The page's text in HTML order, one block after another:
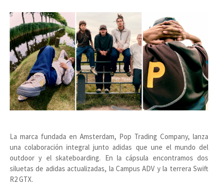
La marca fundada en Amsterdam, Pop Trading Company, lanza
una colaboración integral junto adidas que une el mundo del
outdoor y el skateboarding. En la cápsula encontramos dos
siluetas de adidas actualizadas, la Campus ADV y la terrera Swift
R2 GTX.